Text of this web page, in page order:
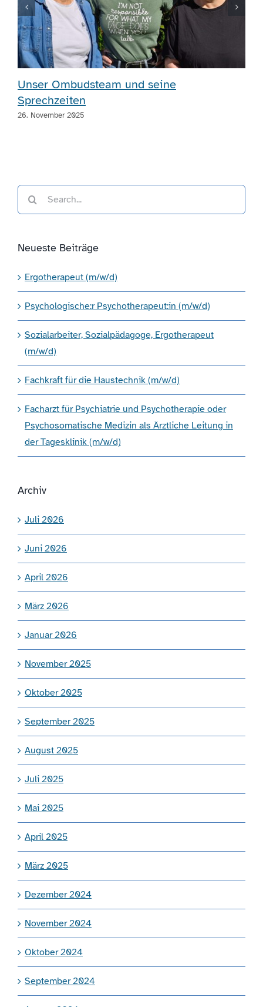
Unser Ombudsteam und seine
Sprechzeiten
26. November 2025
for:
Neueste Beiträge
Ergotherapeut (m/w/d)
Psychologische:r Psychotherapeut:in (m/w/d)
Sozialarbeiter, Sozialpädagoge, Ergotherapeut
(m/w/d)
Fachkraft für die Haustechnik (m/w/d)
Facharzt für Psychiatrie und Psychotherapie oder
Psychosomatische Medizin als Ärztliche Leitung in
der Tagesklinik (m/w/d)
Archiv
Juli 2026
Juni 2026
April 2026
März 2026
Januar 2026
November 2025
Oktober 2025
September 2025
August 2025
Juli 2025
Mai 2025
April 2025
März 2025
Dezember 2024
November 2024
Oktober 2024
September 2024